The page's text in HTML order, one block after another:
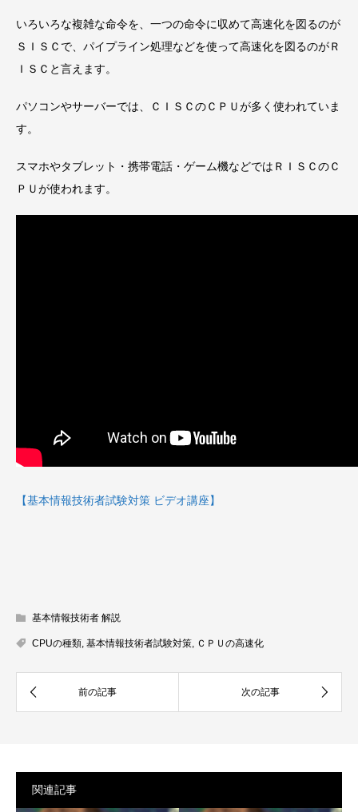
いろいろな複雑な命令を、一つの命令に収めて高速化を図るのが
ＳＩＳＣで、パイプライン処理などを使って高速化を図るのがＲ
ＩＳＣと言えます。
パソコンやサーバーでは、ＣＩＳＣのＣＰＵが多く使われていま
す。
スマホやタブレット・携帯電話・ゲーム機などではＲＩＳＣのＣ
ＰＵが使われます。
【基本情報技術者試験対策 ビデオ講座】
基本情報技術者 解説
CPUの種類, 基本情報技術者試験対策, ＣＰＵの高速化
関連記事